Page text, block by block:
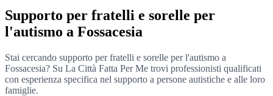
Supporto per fratelli e sorelle per
l'autismo a Fossacesia
Stai cercando supporto per fratelli e sorelle per l'autismo a
Fossacesia? Su La Città Fatta Per Me trovi professionisti qualificati
con esperienza specifica nel supporto a persone autistiche e alle loro
famiglie.